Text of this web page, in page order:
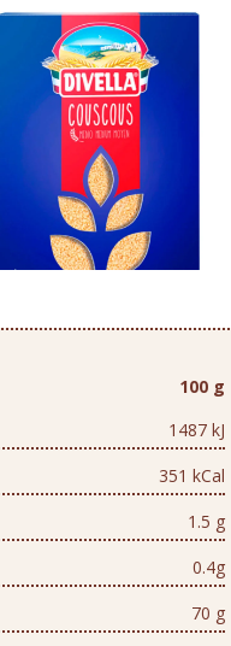
100 g
1487 kJ
351 kCal
1.5 g
0.4g
70 g